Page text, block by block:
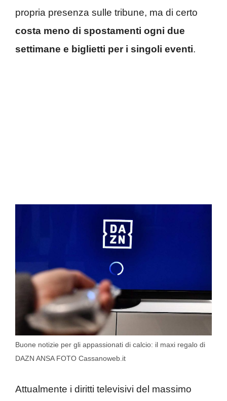
propria presenza sulle tribune, ma di certo
costa meno di spostamenti ogni due
settimane e biglietti per i singoli eventi.
Buone notizie per gli appassionati di calcio: il maxi regalo di
DAZN ANSA FOTO Cassanoweb.it
Attualmente i diritti televisivi del massimo